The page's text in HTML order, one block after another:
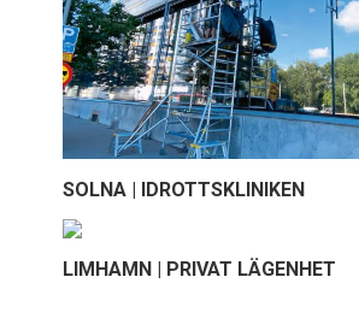
SOLNA | IDROTTSKLINIKEN
LIMHAMN | PRIVAT LÄGENHET